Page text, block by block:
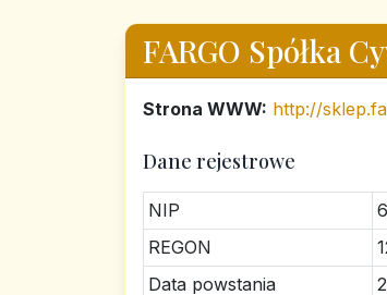
FARGO Spółka
Strona WWW: http://
Dane rejestrowe
NIP
REGON
Data powstania